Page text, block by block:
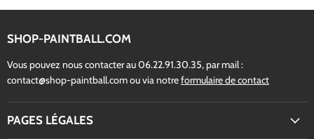
SHOP-PAINTBALL.COM
Vous pouvez nous contacter au 06.22.91.30.35, par mail :
contact@shop-paintball.com ou via notreformulaire de contact
PAGES LÉGALES